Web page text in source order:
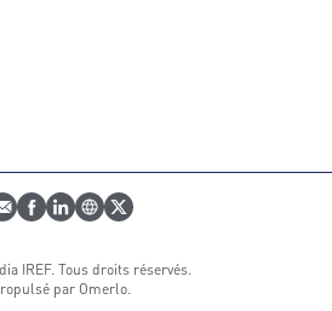
mail
Profil Facebook
Profil LinkedIn
Site webProfil Twitter
IREF. Tous droits réservés.
par Omerlo.